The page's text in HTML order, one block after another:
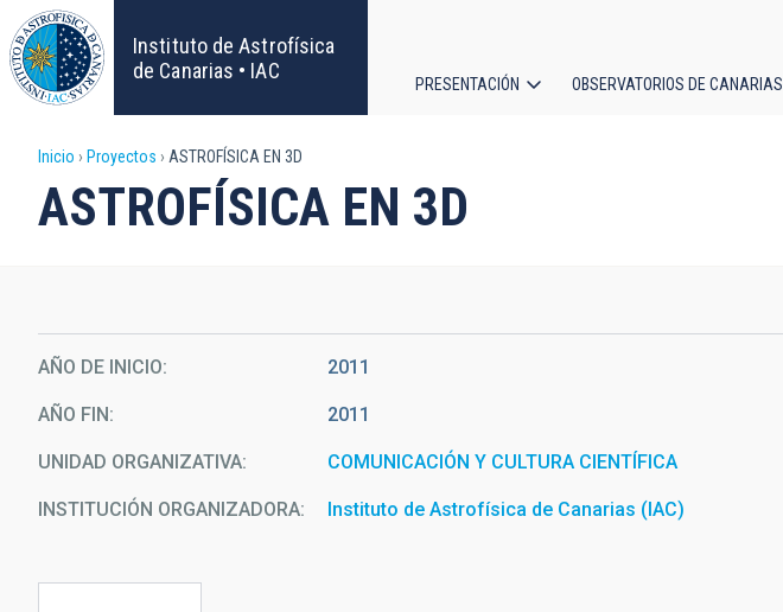
Pasar
al
contenido
principal
Instituto de Astrofísica
de Canarias • IAC
principal
PRESENTACIÓN OBSERVATORIOS DE CANARIAS
Sobrescribir
enlaces
ayuda
a
la
navegación
Inicio Proyectos ASTROFÍSICA EN 3D
ASTROFÍSICA EN 3D
AÑO DE INICIO 2011
AÑO FIN 2011
UNIDAD ORGANIZATIVA COMUNICACIÓN Y CULTURA CIENTÍFICA
INSTITUCIÓN ORGANIZADORA Instituto de Astrofísica de Canarias (IAC)